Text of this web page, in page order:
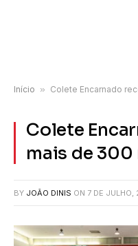
Início » Colete Encarnado
Colete
mais de
BY JOÃO DINIS ON 7 DE JULHO,